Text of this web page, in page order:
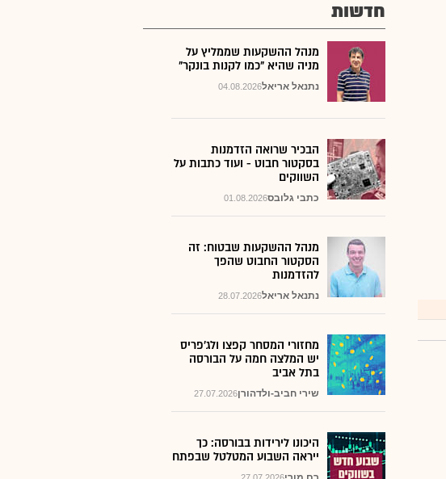
חדשות
מנהל ההשקעות שממליץ על
מניה שהיא "כמו לקנות בונקר"
04.08.2026נתנאל אריאל
הבכיר שרואה הזדמנות
בסקטור חבוט - ועוד כתבות על
השווקים
01.08.2026כתבי גלובס
מנהל ההשקעות שבטוח: זה
הסקטור החבוט שהפך
להזדמנות
28.07.2026נתנאל אריאל
מחזורי המסחר קפצו ולג'פריס
יש המלצה חמה על הבורסה
בתל אביב
27.07.2026שירי חביב-ולדהורן
היכונו לירידות בבורסה: כך
ייראה השבוע המטלטל שבפתח